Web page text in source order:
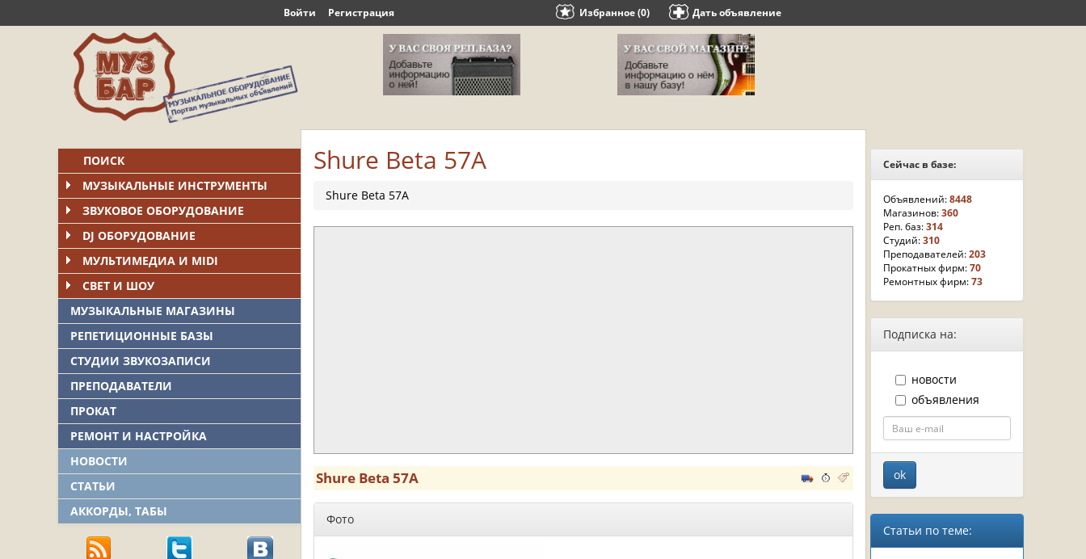
Войти Регистрация Избранное (0) Дать объявление
ПОИСК
МУЗЫКАЛЬНЫЕ ИНСТРУМЕНТЫ
ЗВУКОВОЕ ОБОРУДОВАНИЕ
DJ ОБОРУДОВАНИЕ
МУЛЬТИМЕДИА И MIDI
СВЕТ И ШОУ
МУЗЫКАЛЬНЫЕ МАГАЗИНЫ
РЕПЕТИЦИОННЫЕ БАЗЫ
СТУДИИ ЗВУКОЗАПИСИ
ПРЕПОДАВАТЕЛИ
ПРОКАТ
РЕМОНТ И НАСТРОЙКА
НОВОСТИ
СТАТЬИ
АККОРДЫ, ТАБЫ
Shure Beta 57A
Shure Beta 57A
Shure Beta 57A
Фото
Сейчас в базе:
Объявлений:8448
Магазинов:360
Реп. баз:314
Студий:310
Преподавателей:203
Прокатных фирм:70
Ремонтных фирм:73
Подписка на:
новости
объявления
Статьи по теме: